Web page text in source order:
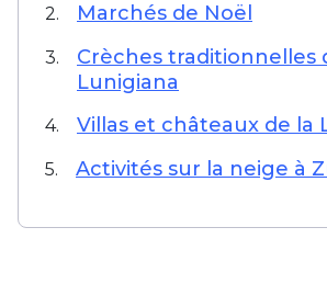
2. Marchés de Noël
3.
Crèches traditionnelles
Lunigiana
4. Villas et châteaux de la
5. Activités sur la neige à